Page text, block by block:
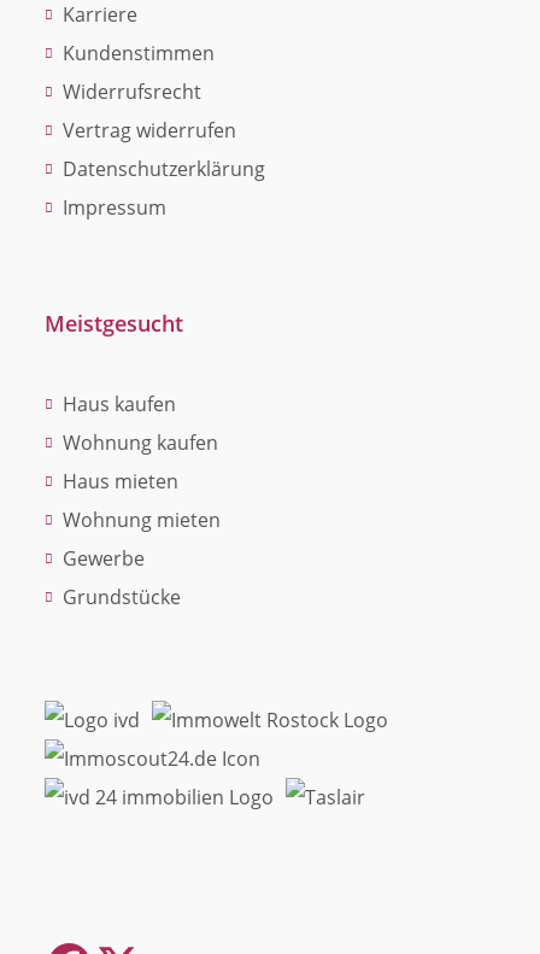
Karriere
Kundenstimmen
Widerrufsrecht
Vertrag widerrufen
Datenschutzerklärung
Impressum
Meistgesucht
Haus kaufen
Wohnung kaufen
Haus mieten
Wohnung mieten
Gewerbe
Grundstücke